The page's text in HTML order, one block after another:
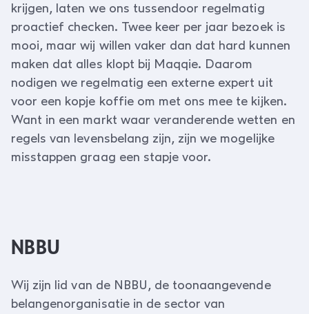
krijgen, laten we ons tussendoor regelmatig
proactief checken. Twee keer per jaar bezoek is
mooi, maar wij willen vaker dan dat hard kunnen
maken dat alles klopt bij Maqqie. Daarom
nodigen we regelmatig een externe expert uit
voor een kopje koffie om met ons mee te kijken.
Want in een markt waar veranderende wetten en
regels van levensbelang zijn, zijn we mogelijke
misstappen graag een stapje voor.
NBBU
Wij zijn lid van de NBBU, de toonaangevende
belangenorganisatie in de sector van